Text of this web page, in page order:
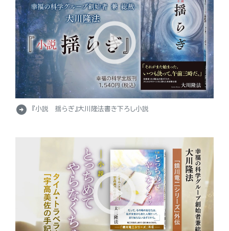
arrow_circle_right 『小説 揺らぎ』大川隆法書き下ろし小説